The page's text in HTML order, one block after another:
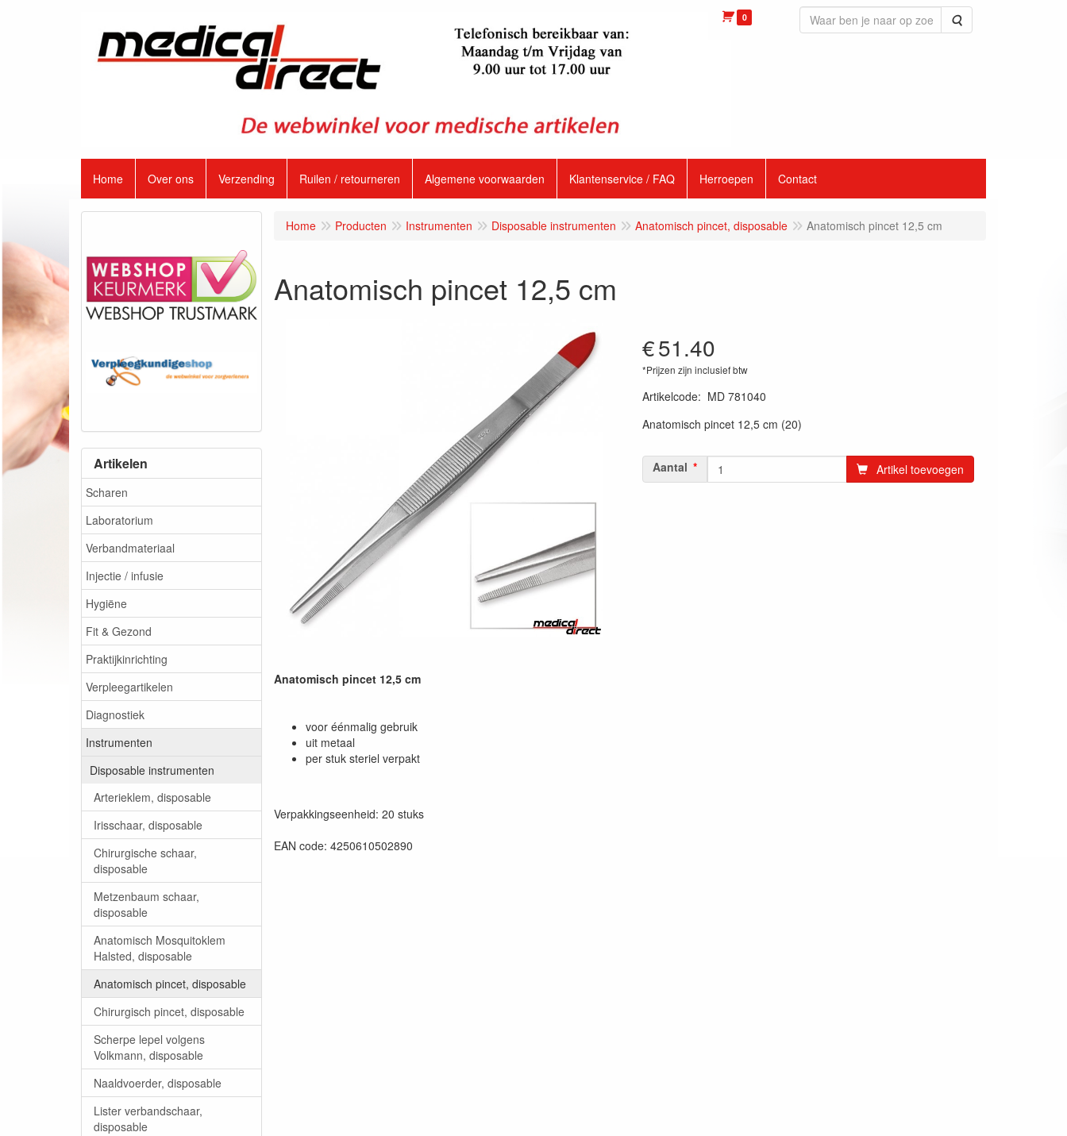
0 Zoeken
Home Over ons Verzending Ruilen / retourneren Algemene voorwaarden Klantenservice / FAQ Herroepen Contact
Artikelen
Scharen
Laboratorium
Verbandmateriaal
Injectie / infusie
Hygiëne
Fit & Gezond
Praktijkinrichting
Verpleegartikelen
Diagnostiek
Instrumenten
Disposable instrumenten
Arterieklem, disposable
Irisschaar, disposable
Chirurgische schaar,
disposable
Metzenbaum schaar,
disposable
Anatomisch Mosquitoklem
Halsted, disposable
Anatomisch pincet, disposable
Chirurgisch pincet, disposable
Scherpe lepel volgens
Volkmann, disposable
Naaldvoerder, disposable
Lister verbandschaar,
disposable
Home Producten Instrumenten Disposable instrumenten Anatomisch pincet, disposable Anatomisch pincet 12,5 cm
Anatomisch pincet 12,5 cm
€51.40
*Prijzen zijn inclusief btw
Artikelcode: MD 781040
Anatomisch pincet 12,5 cm (20)
Aantal Artikel toevoegen
Anatomisch pincet 12,5 cm
voor éénmalig gebruik
uit metaal
per stuk steriel verpakt
Verpakkingseenheid: 20 stuks
EAN code: 4250610502890